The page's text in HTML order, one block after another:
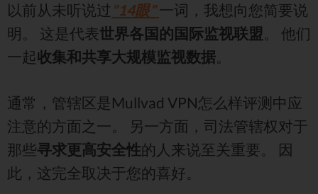
以前从未听说过 "14眼" 一词，我想向您简要说
明。 这是代表世界各国的国际监视联盟 。 他们
一起收集和共享大规模监视数据。
通常，管辖区是Mullvad VPN怎么样评测中应
注意的方面之一。 另一方面，司法管辖权对于
那些寻求更高安全性的人来说至关重要。 因
此，这完全取决于您的喜好。